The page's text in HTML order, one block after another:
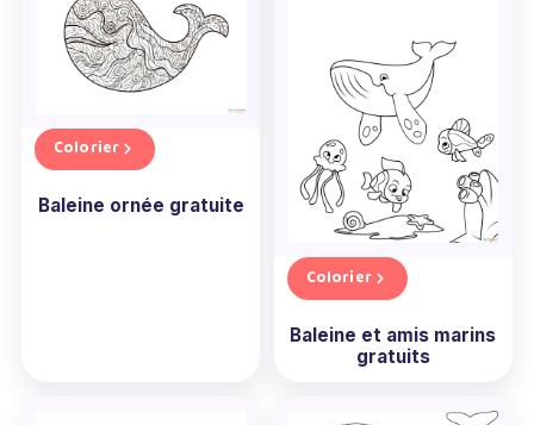
Colorier
Baleine ornée gratuite
Colorier
Baleine et amis marins
gratuits